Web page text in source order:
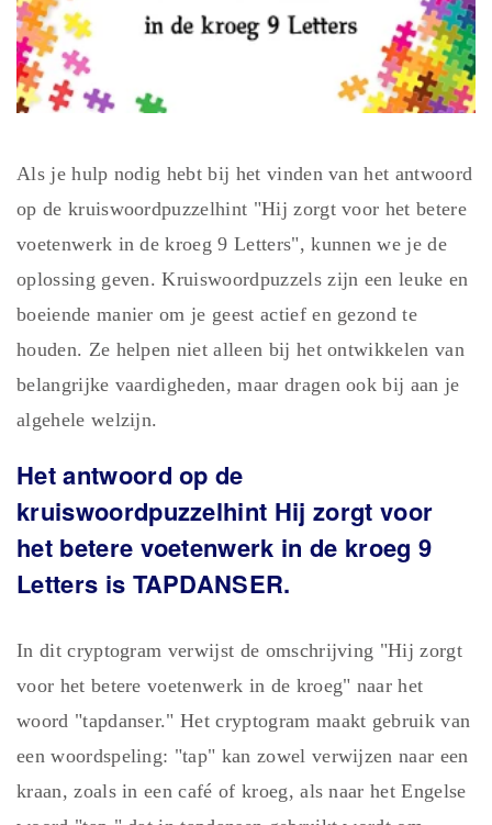
Als je hulp nodig hebt bij het vinden van het antwoord
op de kruiswoordpuzzelhint "Hij zorgt voor het betere
voetenwerk in de kroeg 9 Letters", kunnen we je de
oplossing geven. Kruiswoordpuzzels zijn een leuke en
boeiende manier om je geest actief en gezond te
houden. Ze helpen niet alleen bij het ontwikkelen van
belangrijke vaardigheden, maar dragen ook bij aan je
algehele welzijn.
Het antwoord op de
kruiswoordpuzzelhint Hij zorgt voor
het betere voetenwerk in de kroeg 9
Letters is TAPDANSER.
In dit cryptogram verwijst de omschrijving "Hij zorgt
voor het betere voetenwerk in de kroeg" naar het
woord "tapdanser." Het cryptogram maakt gebruik van
een woordspeling: "tap" kan zowel verwijzen naar een
kraan, zoals in een café of kroeg, als naar het Engelse